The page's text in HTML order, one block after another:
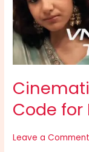
Code for
Leave a Comment
for
Reels
Editing
2026